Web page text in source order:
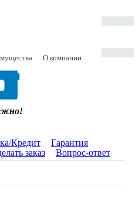
О компании
Кредит
Гарантия
заказ Вопрос-ответ